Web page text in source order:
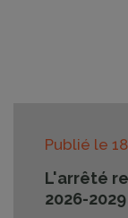
Publié le
L'arrêté
2026-